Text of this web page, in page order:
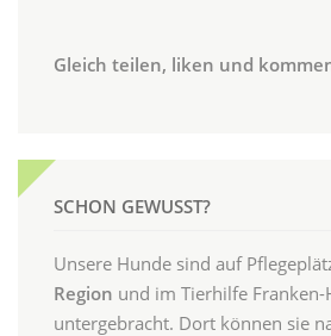
Gleich teilen, liken und
SCHON GEWUSST?
Unsere Hunde sind auf
Region und im Tierhilfe Franken-
untergebracht. Dort können sie